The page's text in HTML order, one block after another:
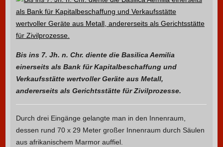
Bis ins 7. Jh. n. Chr. diente die Basilica Aemilia
einerseits als Bank für Kapitalbeschaffung und
Verkaufsstätte wertvoller Geräte aus Metall,
andererseits als Gerichtsstätte für Zivilprozesse.
Durch drei Eingänge gelangte man in den Innenraum,
dessen rund 70 x 29 Meter großer Innenraum durch Säulen
aus afrikanischem Marmor auffiel.